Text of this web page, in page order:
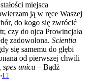
miejsca
ją w ręce Waszej
do kogo się zwrócić
czy do ojca Prowincjała
zadowolona. Scientia
się samemu do głębi
od pierwszej chwili
spes unica – Bądź
11